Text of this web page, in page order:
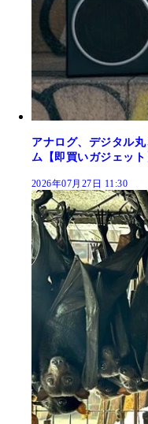
アナログ、デジタル
ム【即買いガジェット
2026年07月27日 11:30